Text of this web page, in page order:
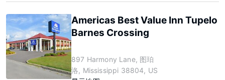
Americas Best Value Inn Tupelo
Barnes Crossing
897 Harmony Lane, 图珀
洛, Mississippi 38804, US